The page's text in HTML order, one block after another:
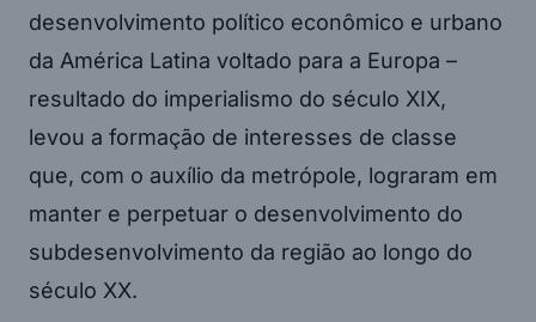
desenvolvimento político econômico e urbano
da América Latina voltado para a Europa –
resultado do imperialismo do século XIX,
levou a formação de interesses de classe
que, com o auxílio da metrópole, lograram em
manter e perpetuar o desenvolvimento do
subdesenvolvimento da região ao longo do
século XX.